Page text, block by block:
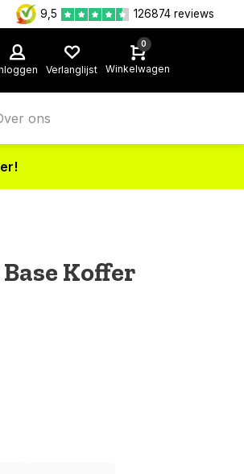
9,5 126874 reviews
Verlanglijst
0
Winkelwagen
ons
Koffer